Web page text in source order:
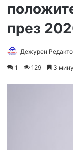
през
Дежурен
1 129 3